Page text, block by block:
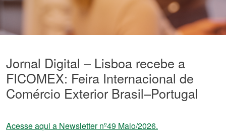
Jornal Digital – Lisboa recebe a
FICOMEX: Feira Internacional de
Comércio Exterior Brasil–Portugal
Acesse aqui a Newsletter nº49 Maio/2026.